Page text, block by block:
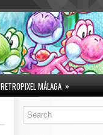
RETROPIXEL MÁLAGA »